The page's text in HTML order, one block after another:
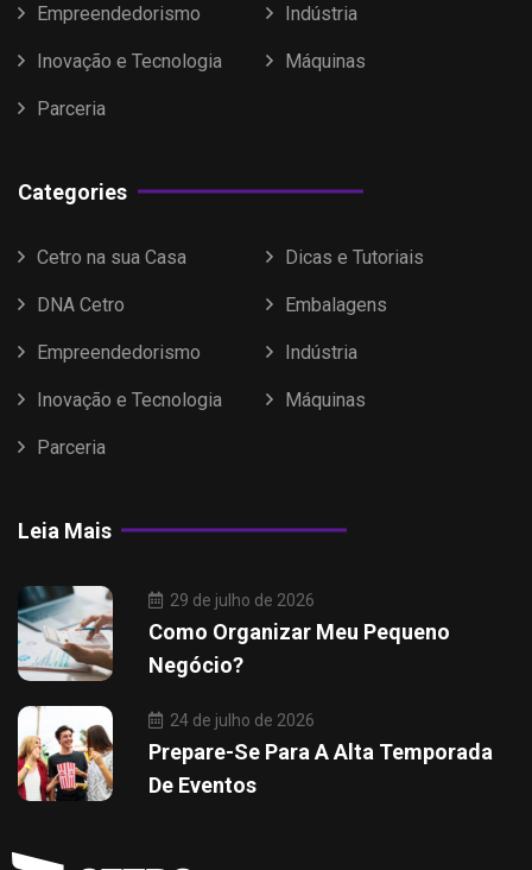
Empreendedorismo Indústria
Inovação e Tecnologia Máquinas
Parceria
Categories
Cetro na sua Casa Dicas e Tutoriais
DNA Cetro Embalagens
Empreendedorismo Indústria
Inovação e Tecnologia Máquinas
Parceria
Leia Mais
29 de julho de 2026
Como Organizar Meu Pequeno
Negócio?
24 de julho de 2026
Prepare-Se Para A Alta Temporada
De Eventos